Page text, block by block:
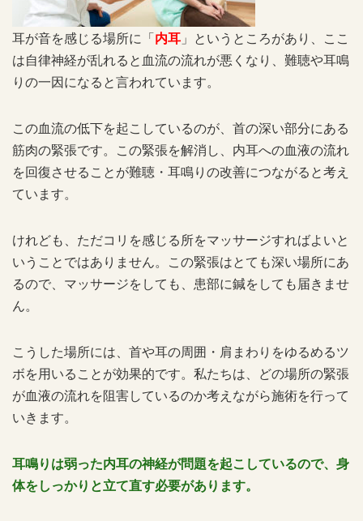
耳が音を感じる場所に「内耳 」というところがあり、ここ
は自律神経が乱れると血流の流れが悪くなり、難聴や耳鳴
りの一因になると言われています。
この血流の低下を起こしているのが、首の深い部分にある
筋肉の緊張です。この緊張を解消し、内耳への血液の流れ
を回復させることが難聴・耳鳴りの改善につながると考え
ています。
けれども、ただコリを感じる所をマッサージすればよいと
いうことではありません。この緊張はとても深い場所にあ
るので、マッサージをしても、患部に鍼をしても届きませ
ん。
こうした場所には、首や耳の周囲・肩まわりをゆるめるツ
ボを用いることが効果的です。私たちは、どの場所の緊張
が血液の流れを阻害しているのか考えながら施術を行って
いきます。
耳鳴りは弱った内耳の神経が問題を起こしているので、身
体をしっかりと立て直す必要があります。